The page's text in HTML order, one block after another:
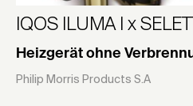
IQOS ILUMA I x
Heizgerät ohne
Philip Morris Products S.A